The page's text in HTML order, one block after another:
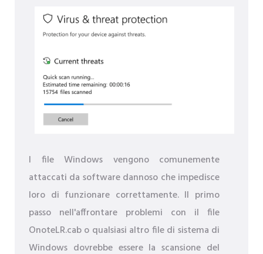
I file Windows vengono comunemente
attaccati da software dannoso che impedisce
loro di funzionare correttamente. Il primo
passo nell'affrontare problemi con il file
OnoteLR.cab o qualsiasi altro file di sistema di
Windows dovrebbe essere la scansione del